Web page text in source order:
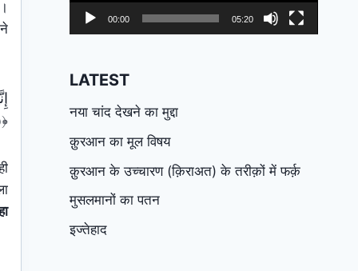
﴿١٥﴾ فَلَا يَصُدَّنَّكَ عَنْهَا مَن لَّا يُؤْمِنُ بِهَا وَاتَّبَعَ هَوَاهُ فَتَرْ‌دَىٰ
00:00 05:20
LATEST
नया चांद देखने का मुद्दा
क़ुरआन का मूल विषय
क़ुरआन के उच्चारण (क़िराअत) के तरीक़ों में फर्क़
मुसलमानों का पतन
इज्तेहाद